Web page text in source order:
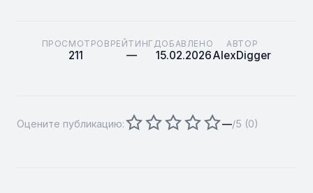
ПРОСМОТРОВ
211
РЕЙТИНГ
—
ДОБАВЛЕНО
15.02.2026
АВТОР
AlexDigger
Оцените публикацию: —/5 (0)